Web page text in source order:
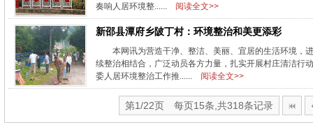
奏响人居环境整......
阅读全文>>
新邵县潭府乡陂丁村：环境整治和美更添彩
本网讯为营造干净、整洁、美丽、宜居的生活环境，
续整治相结合，广泛动员各方力量，扎实开展村庄清洁行
委人居环境整治工作推......
阅读全文>>
第1/22页 每页15条,共318条记录